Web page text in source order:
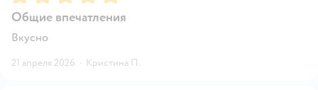
Общие впечатления
Вкусно
21 апреля 2026 · Кристина П.